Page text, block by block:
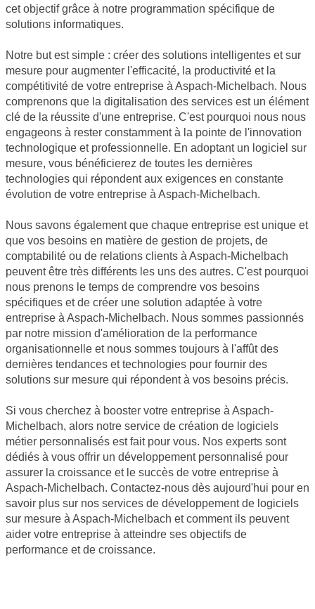
cet objectif grâce à notre programmation spécifique de
solutions informatiques.
Notre but est simple : créer des solutions intelligentes et sur
mesure pour augmenter l'efficacité, la productivité et la
compétitivité de votre entreprise à Aspach-Michelbach. Nous
comprenons que la digitalisation des services est un élément
clé de la réussite d'une entreprise. C'est pourquoi nous nous
engageons à rester constamment à la pointe de l'innovation
technologique et professionnelle. En adoptant un logiciel sur
mesure, vous bénéficierez de toutes les dernières
technologies qui répondent aux exigences en constante
évolution de votre entreprise à Aspach-Michelbach.
Nous savons également que chaque entreprise est unique et
que vos besoins en matière de gestion de projets, de
comptabilité ou de relations clients à Aspach-Michelbach
peuvent être très différents les uns des autres. C'est pourquoi
nous prenons le temps de comprendre vos besoins
spécifiques et de créer une solution adaptée à votre
entreprise à Aspach-Michelbach. Nous sommes passionnés
par notre mission d'amélioration de la performance
organisationnelle et nous sommes toujours à l'affût des
dernières tendances et technologies pour fournir des
solutions sur mesure qui répondent à vos besoins précis.
Si vous cherchez à booster votre entreprise à Aspach-
Michelbach, alors notre service de création de logiciels
métier personnalisés est fait pour vous. Nos experts sont
dédiés à vous offrir un développement personnalisé pour
assurer la croissance et le succès de votre entreprise à
Aspach-Michelbach. Contactez-nous dès aujourd'hui pour en
savoir plus sur nos services de développement de logiciels
sur mesure à Aspach-Michelbach et comment ils peuvent
aider votre entreprise à atteindre ses objectifs de
performance et de croissance.